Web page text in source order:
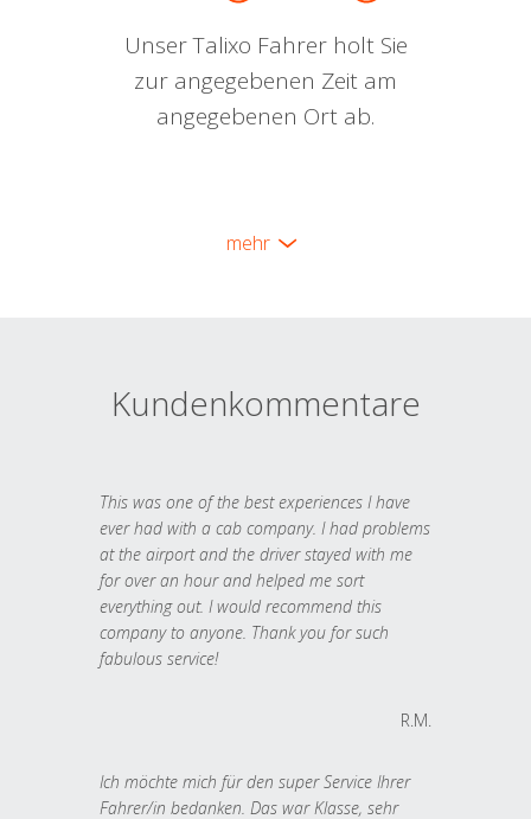
Unser Talixo Fahrer holt Sie
zur angegebenen Zeit am
angegebenen Ort ab.
mehr
Kundenkommentare
This was one of the best experiences I have
ever had with a cab company. I had problems
at the airport and the driver stayed with me
for over an hour and helped me sort
everything out. I would recommend this
company to anyone. Thank you for such
fabulous service!
R.M.
Ich möchte mich für den super Service Ihrer
Fahrer/in bedanken. Das war Klasse, sehr